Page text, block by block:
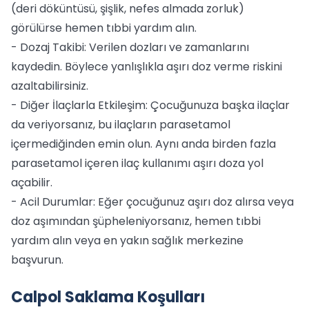
(deri döküntüsü, şişlik, nefes almada zorluk)
görülürse hemen tıbbi yardım alın.
- Dozaj Takibi: Verilen dozları ve zamanlarını
kaydedin. Böylece yanlışlıkla aşırı doz verme riskini
azaltabilirsiniz.
- Diğer İlaçlarla Etkileşim: Çocuğunuza başka ilaçlar
da veriyorsanız, bu ilaçların parasetamol
içermediğinden emin olun. Aynı anda birden fazla
parasetamol içeren ilaç kullanımı aşırı doza yol
açabilir.
- Acil Durumlar: Eğer çocuğunuz aşırı doz alırsa veya
doz aşımından şüpheleniyorsanız, hemen tıbbi
yardım alın veya en yakın sağlık merkezine
başvurun.
Calpol Saklama Koşulları